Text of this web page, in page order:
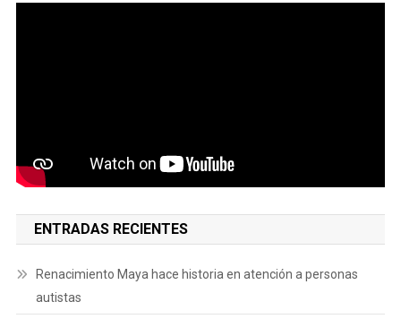
ENTRADAS RECIENTES
Renacimiento Maya hace historia en atención a personas
autistas